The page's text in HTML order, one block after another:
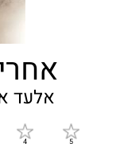
אלעד